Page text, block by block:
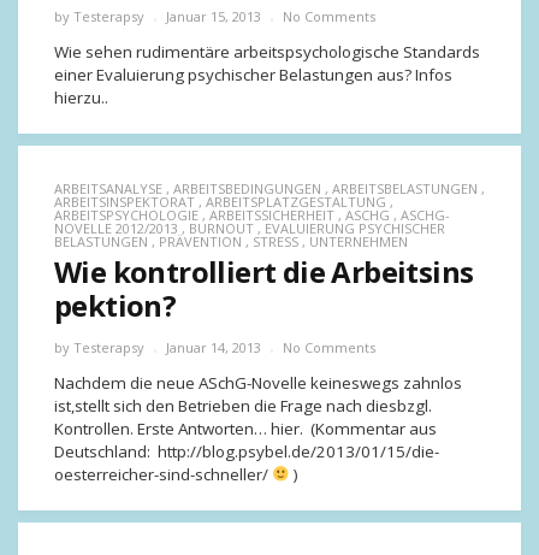
by Testerapsy Januar 15, 2013 No Comments
Wie sehen rudimentäre arbeitspsychologische Standards
einer Evaluierung psychischer Belastungen aus? Infos
hierzu..
ARBEITSANALYSE , ARBEITSBEDINGUNGEN , ARBEITSBELASTUNGEN ,
ARBEITSINSPEKTORAT , ARBEITSPLATZGESTALTUNG ,
ARBEITSPSYCHOLOGIE , ARBEITSSICHERHEIT , ASCHG , ASCHG-
NOVELLE 2012/2013 , BURNOUT , EVALUIERUNG PSYCHISCHER
BELASTUNGEN , PRÄVENTION , STRESS , UNTERNEHMEN
Wie kontrolliert die Arbeitsins
pektion?
by Testerapsy Januar 14, 2013 No Comments
Nachdem die neue ASchG-Novelle keineswegs zahnlos
ist,stellt sich den Betrieben die Frage nach diesbzgl.
Kontrollen. Erste Antworten… hier. (Kommentar aus
Deutschland: http://blog.psybel.de/2013/01/15/die-
oesterreicher-sind-schneller/
)